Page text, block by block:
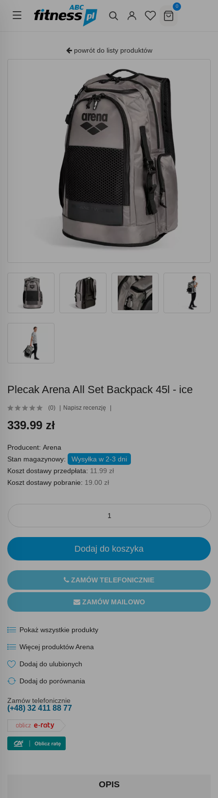
0
powrót do listy produktów
Plecak Arena All Set Backpack 45l - ice
(0) Napisz recenzję
339.99 zł
Producent: Arena
Stan magazynowy:
Wysyłka w 2-3 dni
Koszt dostawy przedpłata: 11.99 zł
Koszt dostawy pobranie: 19.00 zł
Dodaj do koszyka
ZAMÓW TELEFONICZNIE
ZAMÓW MAILOWO
Pokaż wszystkie produkty
Więcej produktów Arena
Dodaj do ulubionych
Dodaj do porównania
Zamów telefonicznie
(+48) 32 411 88 77
OPIS